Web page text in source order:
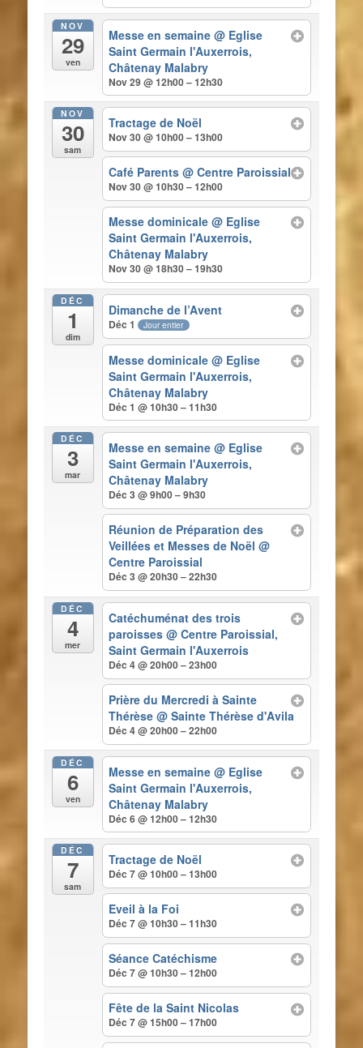
NOV
29
ven
Messe en semaine@ Eglise
Saint Germain l'Auxerrois,
Châtenay Malabry
Nov 29 @ 12h00 – 12h30
NOV
30
sam
Tractage de Noël
Nov 30 @ 10h00 – 13h00
Café Parents@ Centre Paroissial
Nov 30 @ 10h30 – 12h00
Messe dominicale@ Eglise
Saint Germain l'Auxerrois,
Châtenay Malabry
Nov 30 @ 18h30 – 19h30
DÉC
1
dim
Dimanche de l’Avent
Déc 1 Jour entier
Messe dominicale@ Eglise
Saint Germain l'Auxerrois,
Châtenay Malabry
Déc 1 @ 10h30 – 11h30
DÉC
3
mar
Messe en semaine@ Eglise
Saint Germain l'Auxerrois,
Châtenay Malabry
Déc 3 @ 9h00 – 9h30
Réunion de Préparation des
Veillées et Messes de Noël@
Centre Paroissial
Déc 3 @ 20h30 – 22h30
DÉC
4
mer
Catéchuménat des trois
paroisses@ Centre Paroissial,
Saint Germain l'Auxerrois
Déc 4 @ 20h00 – 23h00
Prière du Mercredi à Sainte
Thérèse@ Sainte Thérèse d'Avila
Déc 4 @ 20h00 – 22h00
DÉC
6
ven
Messe en semaine@ Eglise
Saint Germain l'Auxerrois,
Châtenay Malabry
Déc 6 @ 12h00 – 12h30
DÉC
7
sam
Tractage de Noël
Déc 7 @ 10h00 – 13h00
Eveil à la Foi
Déc 7 @ 10h30 – 11h30
Séance Catéchisme
Déc 7 @ 10h30 – 12h00
Fête de la Saint Nicolas
Déc 7 @ 15h00 – 17h00